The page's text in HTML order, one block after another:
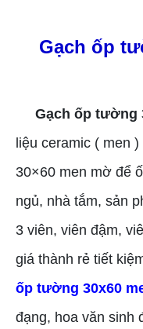
Gạch ốp
Gạch ốp tường
liệu ceramic ( men
30×60 men mờ để
ngủ, nhà tắm, sản
3 viên, viên đậm,
giá thành rẻ tiết
ốp tường 30x60
đạng, hoa văn sinh